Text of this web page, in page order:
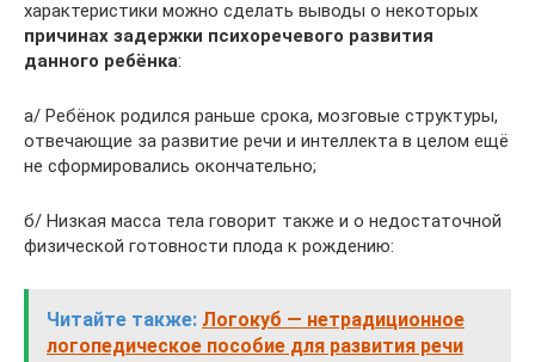
характеристики можно сделать выводы о некоторых
причинах задержки психоречевого развития
данного ребёнка:
а/ Ребёнок родился раньше срока, мозговые структуры,
отвечающие за развитие речи и интеллекта в целом ещё
не сформировались окончательно;
б/ Низкая масса тела говорит также и о недостаточной
физической готовности плода к рождению:
Читайте также: Логокуб — нетрадиционное
логопедическое пособие для развития речи